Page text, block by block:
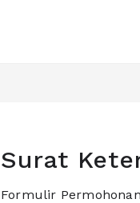
Surat
Formulir